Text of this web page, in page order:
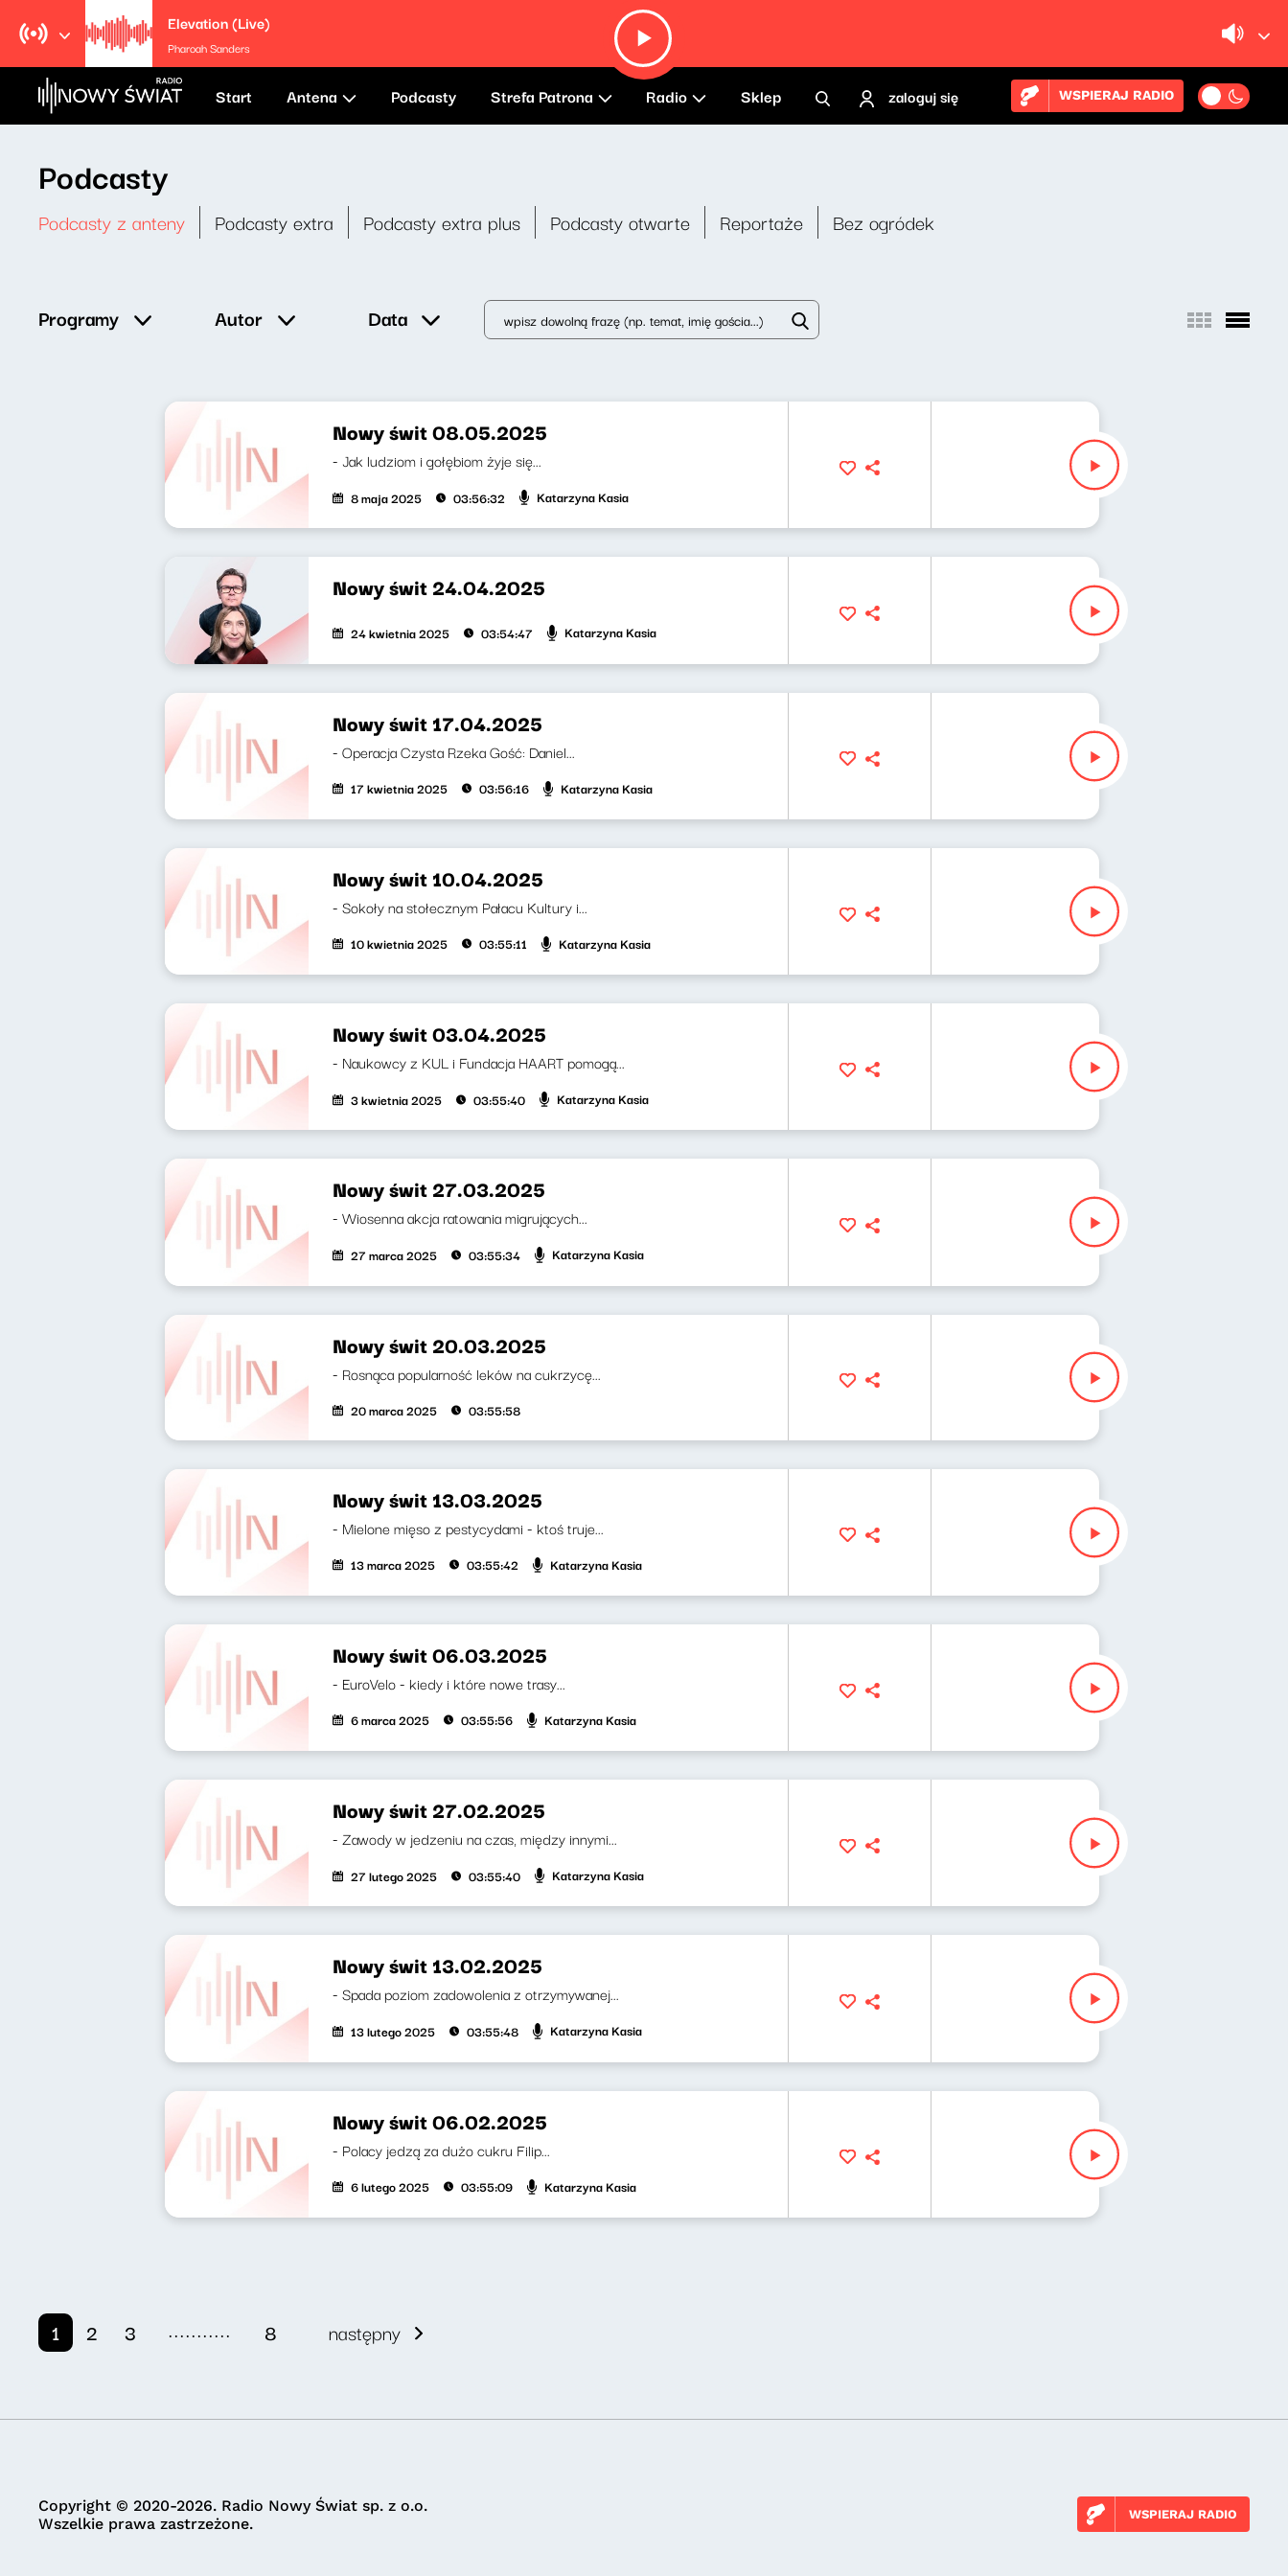
Elevation (Live)
Pharoah Sanders
Start Antena Podcasty Strefa Patrona Radio Sklep zaloguj się WSPIERAJ RADIO
Podcasty
Podcasty z anteny Podcasty extra Podcasty extra plus Podcasty otwarte Reportaże Bez ogródek
Programy Autor Data
Nowy świt 08.05.2025
- Jak ludziom i gołębiom żyje się...
8 maja 2025 03:56:32 Katarzyna Kasia
Nowy świt 24.04.2025
24 kwietnia 2025 03:54:47 Katarzyna Kasia
Nowy świt 17.04.2025
- Operacja Czysta Rzeka Gość: Daniel...
17 kwietnia 2025 03:56:16 Katarzyna Kasia
Nowy świt 10.04.2025
- Sokoły na stołecznym Pałacu Kultury i...
10 kwietnia 2025 03:55:11 Katarzyna Kasia
Nowy świt 03.04.2025
- Naukowcy z KUL i Fundacja HAART pomogą...
3 kwietnia 2025 03:55:40 Katarzyna Kasia
Nowy świt 27.03.2025
- Wiosenna akcja ratowania migrujących...
27 marca 2025 03:55:34 Katarzyna Kasia
Nowy świt 20.03.2025
- Rosnąca popularność leków na cukrzycę...
20 marca 2025 03:55:58
Nowy świt 13.03.2025
- Mielone mięso z pestycydami - ktoś truje...
13 marca 2025 03:55:42 Katarzyna Kasia
Nowy świt 06.03.2025
- EuroVelo - kiedy i które nowe trasy...
6 marca 2025 03:55:56 Katarzyna Kasia
Nowy świt 27.02.2025
- Zawody w jedzeniu na czas, między innymi...
27 lutego 2025 03:55:40 Katarzyna Kasia
Nowy świt 13.02.2025
- Spada poziom zadowolenia z otrzymywanej...
13 lutego 2025 03:55:48 Katarzyna Kasia
Nowy świt 06.02.2025
- Polacy jedzą za dużo cukru Filip...
6 lutego 2025 03:55:09 Katarzyna Kasia
1 2 3 ........... 8 następny
Copyright © 2020-2026. Radio Nowy Świat sp. z o.o.
Wszelkie prawa zastrzeżone.
WSPIERAJ RADIO